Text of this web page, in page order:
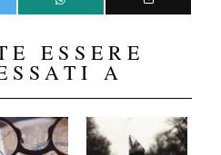
ESSERE
A